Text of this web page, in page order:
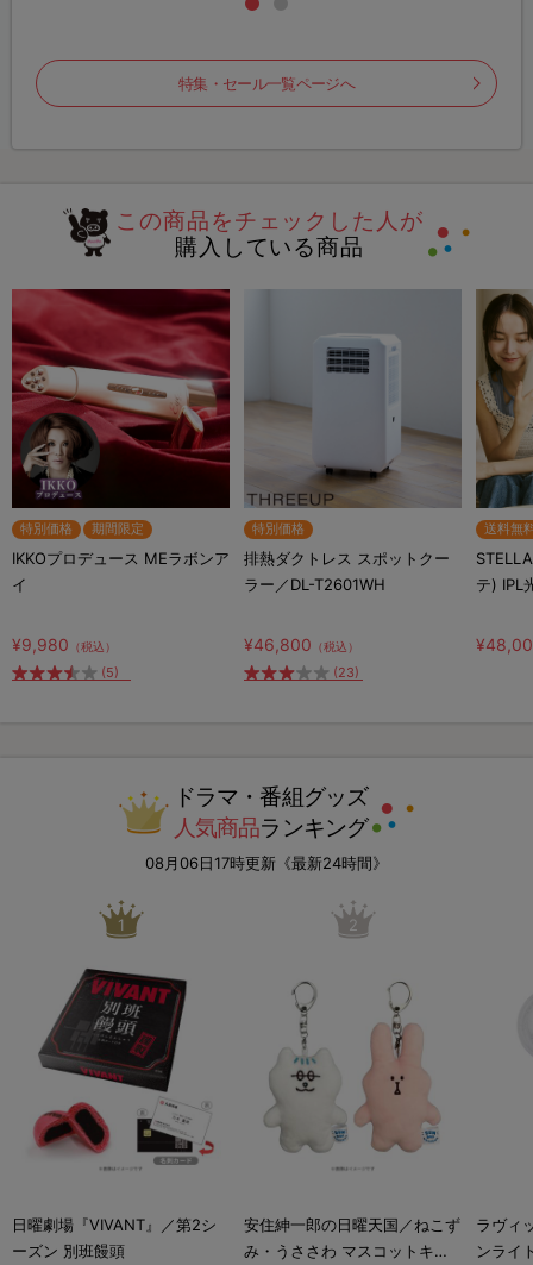
特集・セール一覧ページへ
この商品をチェックした人が
購入している商品
特別価格 期間限定
IKKOプロデュース MEラボンア
イ
¥9,980 （税込）
(5)
特別価格
排熱ダクトレス スポットクー
ラー／DL-T2601WH
¥46,800 （税込）
(23)
送料無
テ) IPL
ドラマ・番組グッズ
人気商品ランキング
08月06日17時更新《最新24時間》
1
日曜劇場『VIVANT』／第2シ
ーズン 別班饅頭
2
安住紳一郎の日曜天国／ねこず
み・うささわ マスコットキー
ラヴィ
ンライ